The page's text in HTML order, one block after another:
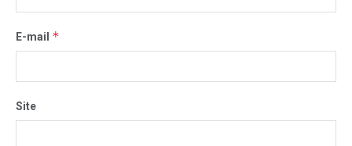
E-mail *
Site